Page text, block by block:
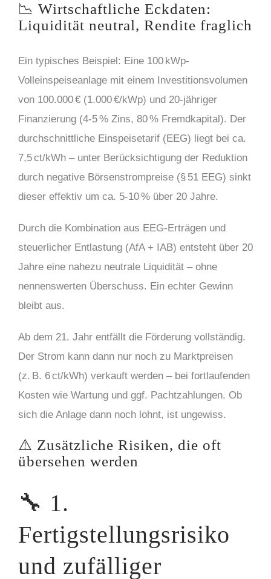
📉 Wirtschaftliche Eckdaten:
Liquidität neutral, Rendite fraglich
Ein typisches Beispiel: Eine 100 kWp-
Volleinspeiseanlage mit einem Investitionsvolumen
von 100.000 € (1.000 €/kWp) und 20-jähriger
Finanzierung (4-5 % Zins, 80 % Fremdkapital). Der
durchschnittliche Einspeisetarif (EEG) liegt bei ca.
7,5 ct/kWh – unter Berücksichtigung der Reduktion
durch negative Börsenstrompreise (§ 51 EEG) sinkt
dieser effektiv um ca. 5-10 % über 20 Jahre.
Durch die Kombination aus EEG-Erträgen und
steuerlicher Entlastung (AfA + IAB) entsteht über 20
Jahre eine nahezu neutrale Liquidität – ohne
nennenswerten Überschuss. Ein echter Gewinn
bleibt aus.
Ab dem 21. Jahr entfällt die Förderung vollständig.
Der Strom kann dann nur noch zu Marktpreisen
(z. B. 6 ct/kWh) verkauft werden – bei fortlaufenden
Kosten wie Wartung und ggf. Pachtzahlungen. Ob
sich die Anlage dann noch lohnt, ist ungewiss.
⚠️ Zusätzliche Risiken, die oft
übersehen werden
🔧 1.
Fertigstellungsrisiko
und zufälliger